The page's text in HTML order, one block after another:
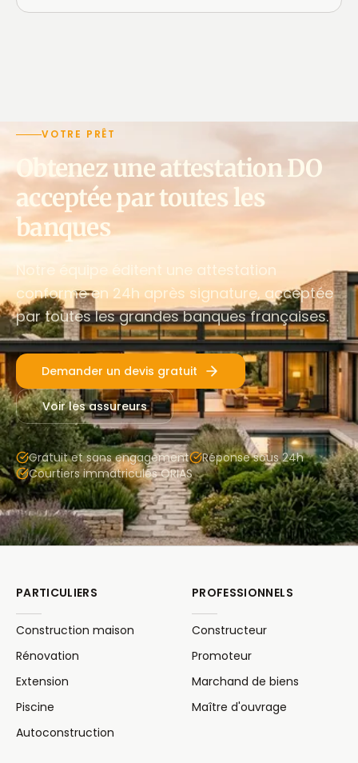
VOTRE PRÊT
Obtenez une attestation DO
acceptée par toutes les
banques
Notre équipe éditent une attestation
conforme en 24h après signature, acceptée
par toutes les grandes banques françaises.
Demander un devis gratuit
Voir les assureurs
Gratuit et sans engagement
Réponse sous 24h
Courtiers immatriculés ORIAS
PARTICULIERS
Construction maison
Rénovation
Extension
Piscine
Autoconstruction
PROFESSIONNELS
Constructeur
Promoteur
Marchand de biens
Maître d'ouvrage